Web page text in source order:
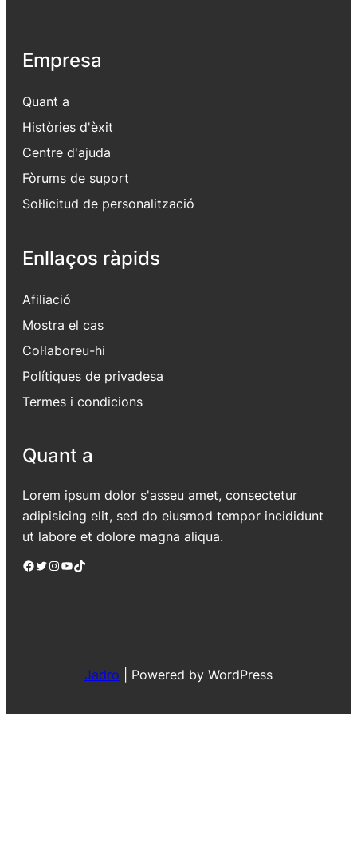
Empresa
Quant a
Històries d'èxit
Centre d'ajuda
Fòrums de suport
Sol·licitud de personalització
Enllaços ràpids
Afiliació
Mostra el cas
Col·laboreu-hi
Polítiques de privadesa
Termes i condicions
Quant a
Lorem ipsum dolor s'asseu amet, consectetur
adipisicing elit, sed do eiusmod tempor incididunt
ut labore et dolore magna aliqua.
Facebook Twitter Instagram YouTube TikTok
Jadro Powered by WordPress